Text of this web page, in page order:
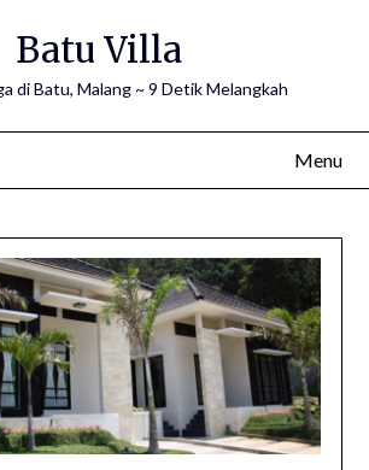
Batu Villa
di Batu, Malang ~ 9 Detik Melangkah
Menu